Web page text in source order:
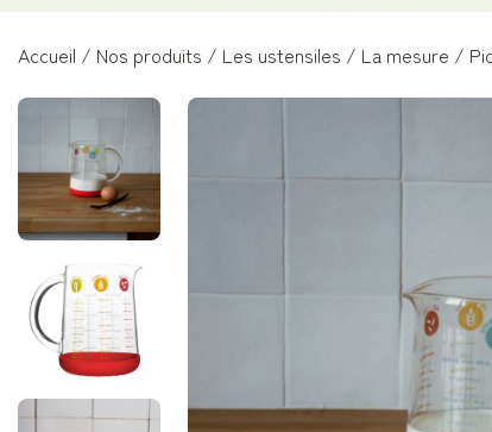
Accueil Nos produits Les ustensiles La mesure